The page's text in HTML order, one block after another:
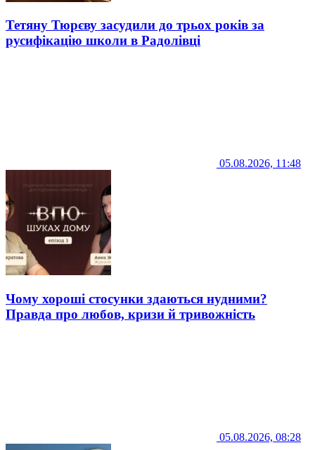
Тетяну Тюрєву засудили до трьох років за
русифікацію школи в Радолівці
05.08.2026, 11:48
Чому хороші стосунки здаються нудними?
Правда про любов, кризи й тривожність
05.08.2026, 08:28